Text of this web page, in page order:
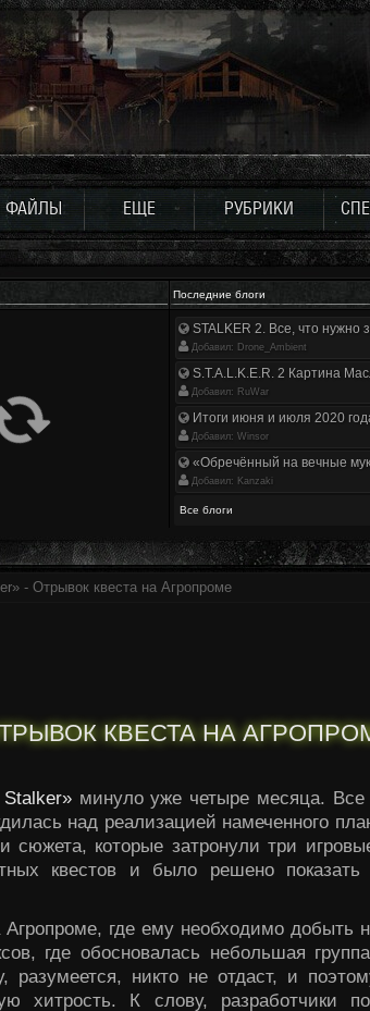
ФАЙЛЫ ЕЩЕ РУБРИКИ
Последние блоги
STALKER 2. Все, что нужно
Добавил: Drone_Ambient
S.T.A.L.K.E.R. 2 Картина
Добавил: RuWar
Итоги июня и июля 2020
Добавил: Winsor
«Обречённый на вечные
Добавил: Kanzaki
Все блоги
- Отрывок квеста на Агропроме
ОТРЫВОК КВЕСТА НА
минуло уже четыре месяца. Все
над реализацией намеченного
которые затронули три
квестов и было решено
где ему необходимо добыть
где обосновалась небольшая группа
разумеется, никто не отдаст, и
хитрость. К слову, разработчики